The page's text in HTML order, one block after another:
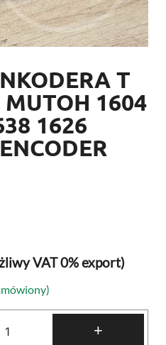
T
MUTOH 1604
1626
VAT 0% export)
Taśma
+